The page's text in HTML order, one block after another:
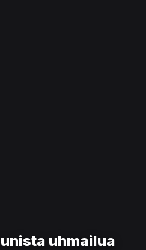
uhmailua